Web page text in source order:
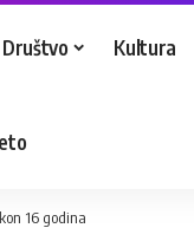
Društvo Kultura
16 godina